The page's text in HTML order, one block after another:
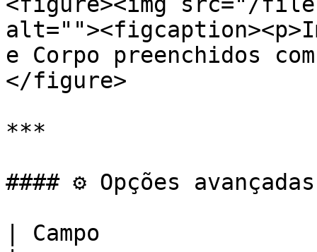
e Corpo preenchidos
</figure>
***
#### ⚙️ Opções avançadas
| Campo